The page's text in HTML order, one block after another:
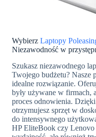
Wybierz Laptopy
Niezawodność w
Szukasz niezawodnego
Twojego budżetu? Nasze
idealne rozwiązanie.
były używane w firmach,
proces odnowienia.
otrzymujesz sprzęt w
do intensywnego
HP EliteBook czy